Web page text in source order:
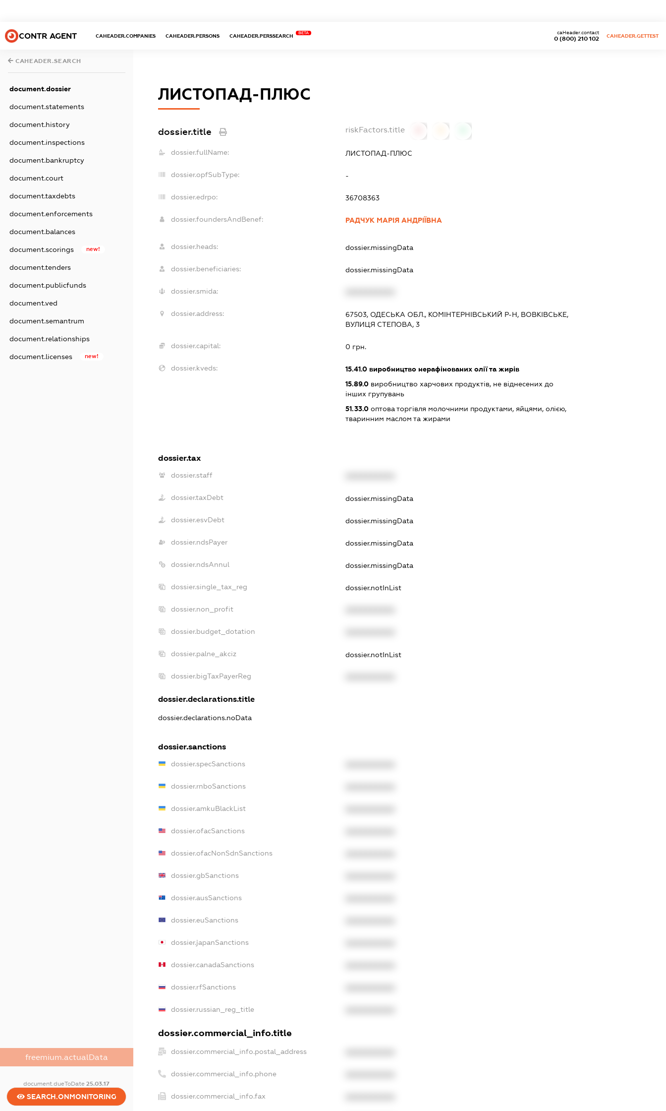
CONTR AGENT CAHEADER.COMPANIES CAHEADER.PERSONS CAHEADER.PERSSEARCH
BETA
0 (800) 210 102
caHeader.contact
CAHEADER.GETTEST
CAHEADER.SEARCH
document.dossier
document.statements
document.history
document.inspections
document.bankruptcy
document.court
document.taxdebts
document.enforcements
document.balances
document.scorings new!
document.tenders
document.publicfunds
document.ved
document.semantrum
document.relationships
document.licenses new!
freemium.actualData
document.dueToDate25.03.17
SEARCH.ONMONITORING
ЛИСТОПАД-ПЛЮС
dossier.title riskFactors.title
dossier.fullName: ЛИСТОПАД-ПЛЮС
dossier.opfSubType: -
dossier.edrpo: 36708363
dossier.foundersAndBenef: РАДЧУК МАРІЯ АНДРІЇВНА
dossier.heads: dossier.missingData
dossier.beneficiaries: dossier.missingData
dossier.smida:
dossier.address:
67503, ОДЕСЬКА ОБЛ., КОМІНТЕРНІВСЬКИЙ Р-Н, ВОВКІВСЬКЕ,
ВУЛИЦЯ СТЕПОВА, 3
dossier.capital: 0 грн.
dossier.kveds: 15.41.0 виробництво нерафінованих олії та жирів
15.89.0 виробництво харчових продуктів, не віднесених до
інших групувань
51.33.0 оптова торгівля молочними продуктами, яйцями, олією,
тваринним маслом та жирами
dossier.tax
dossier.staff
dossier.taxDebt dossier.missingData
dossier.esvDebt dossier.missingData
dossier.ndsPayer dossier.missingData
dossier.ndsAnnul dossier.missingData
dossier.single_tax_reg dossier.notInList
dossier.non_profit
dossier.budget_dotation
dossier.palne_akciz dossier.notInList
dossier.bigTaxPayerReg
dossier.declarations.title
dossier.declarations.noData
dossier.sanctions
dossier.specSanctions
dossier.rnboSanctions
dossier.amkuBlackList
dossier.ofacSanctions
dossier.ofacNonSdnSanctions
dossier.gbSanctions
dossier.ausSanctions
dossier.euSanctions
dossier.japanSanctions
dossier.canadaSanctions
dossier.rfSanctions
dossier.russian_reg_title
dossier.commercial_info.title
dossier.commercial_info.postal_address
dossier.commercial_info.phone
dossier.commercial_info.fax